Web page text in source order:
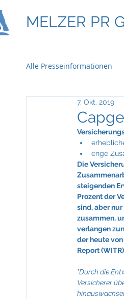
MELZER PR
Alle Presseinformationen
Ontime Logistics
Bau & Boden
Braun Lockenhaus
Feuerkultur Wieser
NTT
7. Okt. 2019
enge
Die
steigenden
Prozent der
sind, aber
zusammen,
verlangen
der heute
Report
"Durch die
Versicherer